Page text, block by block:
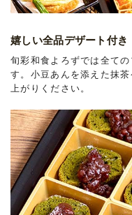
嬉しい全品デザート付き
旬彩和食よろずでは全て
す。小豆あんを添えた抹
上がりください。